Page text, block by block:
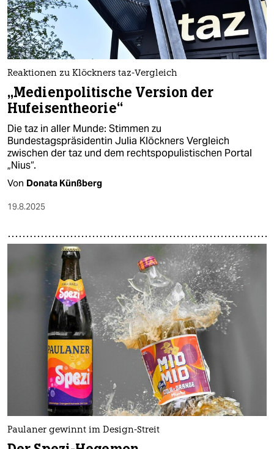
Reaktionen zu Klöckners taz-Vergleich
„Medienpolitische Version der
Hufeisentheorie“
Die taz in aller Munde: Stimmen zu
Bundestagspräsidentin Julia Klöckners Vergleich
zwischen der taz und dem rechtspopulistischen Portal
„Nius“.
Von Donata Künßberg
19.8.2025
Paulaner gewinnt im Design-Streit